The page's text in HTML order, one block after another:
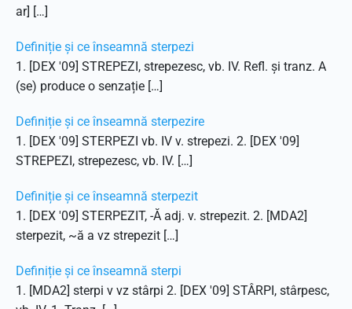
ar] […]
Definiție și ce înseamnă sterpezi
1. [DEX '09] STREPEZI, strepezesc, vb. IV. Refl. și tranz. A
(se) produce o senzație […]
Definiție și ce înseamnă sterpezire
1. [DEX '09] STERPEZI vb. IV v. strepezi. 2. [DEX '09]
STREPEZI, strepezesc, vb. IV. […]
Definiție și ce înseamnă sterpezit
1. [DEX '09] STERPEZIT, -Ă adj. v. strepezit. 2. [MDA2]
sterpezit, ~ă a vz strepezit […]
Definiție și ce înseamnă sterpi
1. [MDA2] sterpi v vz stârpi 2. [DEX '09] STÂRPI, stârpesc,